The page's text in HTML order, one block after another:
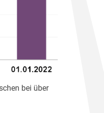
bei über